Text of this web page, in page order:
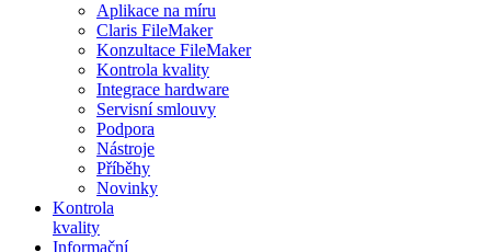
Aplikace na míru
Claris FileMaker
Konzultace FileMaker
Kontrola kvality
Integrace hardware
Servisní smlouvy
Podpora
Nástroje
Příběhy
Novinky
Kontrola
kvality
Informační